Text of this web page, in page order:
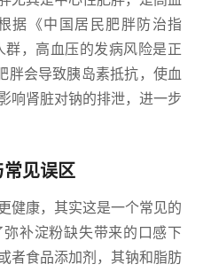
据《中国居民肥胖防治指
，高血压的发病风险是正
胖会导致胰岛素抵抗，使血
响肾脏对钠的排泄，进一步
见误区
健康，其实这是一个常见的
补淀粉缺失带来的口感下
者食品添加剂，其钠和脂肪